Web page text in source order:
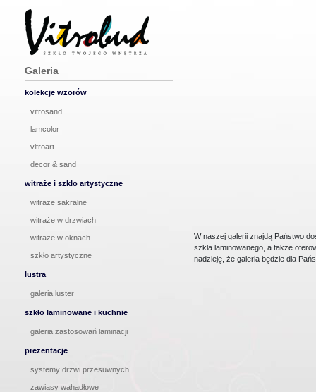
Galeria
kolekcje wzorów
vitrosand
lamcolor
vitroart
decor & sand
witraże i szkło artystyczne
witraże sakralne
witraże w drzwiach
witraże w oknach
szkło artystyczne
lustra
galeria luster
szkło laminowane i kuchnie
galeria zastosowań laminacji
prezentacje
systemy drzwi przesuwnych
zawiasy wahadłowe
W naszej galerii znajdą Państwo
szkła laminowanego, a także
nadzieję, że galeria będzie dla